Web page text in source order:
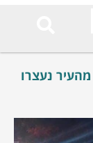
7 חשודים מהעיר נעצרו